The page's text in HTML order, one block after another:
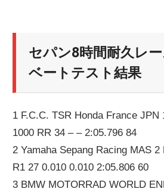
セパン8時間耐久レ
ベートテスト結果
1 F.C.C. TSR Honda France JPN
1000 RR 34 – – 2:05.796 84
2 Yamaha Sepang Racing MAS 2
R1 27 0.010 0.010 2:05.806 60
3 BMW MOTORRAD WORLD